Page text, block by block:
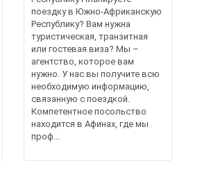
поездку в Южно-Африканскую
Республику? Вам нужна
туристическая, транзитная
или гостевая виза? Мы –
агентство, которое вам
нужно. У нас вы получите всю
необходимую информацию,
связанную с поездкой.
Компетентное посольство
находится в Афинах, где мы
проф...